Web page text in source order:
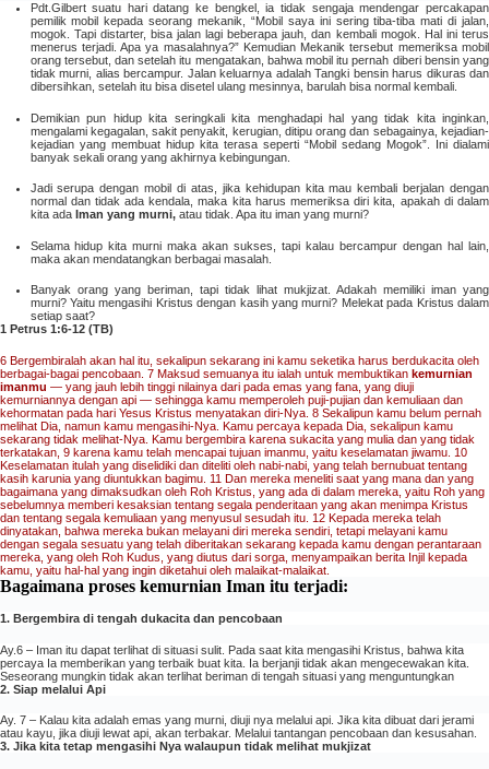
Pdt.Gilbert suatu hari datang ke bengkel, ia tidak sengaja mendengar percakapan
pemilik mobil kepada seorang mekanik, “Mobil saya ini sering tiba-tiba mati di jalan,
mogok. Tapi distarter, bisa jalan lagi beberapa jauh, dan kembali mogok. Hal ini terus
menerus terjadi. Apa ya masalahnya?” Kemudian Mekanik tersebut memeriksa mobil
orang tersebut, dan setelah itu mengatakan, bahwa mobil itu pernah diberi bensin yang
tidak murni, alias bercampur. Jalan keluarnya adalah Tangki bensin harus dikuras dan
dibersihkan, setelah itu bisa disetel ulang mesinnya, barulah bisa normal kembali.
Demikian pun hidup kita seringkali kita menghadapi hal yang tidak kita inginkan,
mengalami kegagalan, sakit penyakit, kerugian, ditipu orang dan sebagainya, kejadian-
kejadian yang membuat hidup kita terasa seperti “Mobil sedang Mogok”. Ini dialami
banyak sekali orang yang akhirnya kebingungan.
Jadi serupa dengan mobil di atas, jika kehidupan kita mau kembali berjalan dengan
normal dan tidak ada kendala, maka kita harus memeriksa diri kita, apakah di dalam
kita ada Iman yang murni, atau tidak. Apa itu iman yang murni?
Selama hidup kita murni maka akan sukses, tapi kalau bercampur dengan hal lain,
maka akan mendatangkan berbagai masalah.
Banyak orang yang beriman, tapi tidak lihat mukjizat. Adakah memiliki iman yang
murni? Yaitu mengasihi Kristus dengan kasih yang murni? Melekat pada Kristus dalam
setiap saat?
1 Petrus 1:6-12 (TB)
6 Bergembiralah akan hal itu, sekalipun sekarang ini kamu seketika harus berdukacita oleh
berbagai-bagai pencobaan. 7 Maksud semuanya itu ialah untuk membuktikan kemurnian
imanmu — yang jauh lebih tinggi nilainya dari pada emas yang fana, yang diuji
kemurniannya dengan api — sehingga kamu memperoleh puji-pujian dan kemuliaan dan
kehormatan pada hari Yesus Kristus menyatakan diri-Nya. 8 Sekalipun kamu belum pernah
melihat Dia, namun kamu mengasihi-Nya. Kamu percaya kepada Dia, sekalipun kamu
sekarang tidak melihat-Nya. Kamu bergembira karena sukacita yang mulia dan yang tidak
terkatakan, 9 karena kamu telah mencapai tujuan imanmu, yaitu keselamatan jiwamu. 10
Keselamatan itulah yang diselidiki dan diteliti oleh nabi-nabi, yang telah bernubuat tentang
kasih karunia yang diuntukkan bagimu. 11 Dan mereka meneliti saat yang mana dan yang
bagaimana yang dimaksudkan oleh Roh Kristus, yang ada di dalam mereka, yaitu Roh yang
sebelumnya memberi kesaksian tentang segala penderitaan yang akan menimpa Kristus
dan tentang segala kemuliaan yang menyusul sesudah itu. 12 Kepada mereka telah
dinyatakan, bahwa mereka bukan melayani diri mereka sendiri, tetapi melayani kamu
dengan segala sesuatu yang telah diberitakan sekarang kepada kamu dengan perantaraan
mereka, yang oleh Roh Kudus, yang diutus dari sorga, menyampaikan berita Injil kepada
kamu, yaitu hal-hal yang ingin diketahui oleh malaikat-malaikat.
Bagaimana proses kemurnian Iman itu terjadi:
1. Bergembira di tengah dukacita dan pencobaan
Ay.6 – Iman itu dapat terlihat di situasi sulit. Pada saat kita mengasihi Kristus, bahwa kita
percaya Ia memberikan yang terbaik buat kita. Ia berjanji tidak akan mengecewakan kita.
Seseorang mungkin tidak akan terlihat beriman di tengah situasi yang menguntungkan
2. Siap melalui Api
Ay. 7 – Kalau kita adalah emas yang murni, diuji nya melalui api. Jika kita dibuat dari jerami
atau kayu, jika diuji lewat api, akan terbakar. Melalui tantangan pencobaan dan kesusahan.
3. Jika kita tetap mengasihi Nya walaupun tidak melihat mukjizat